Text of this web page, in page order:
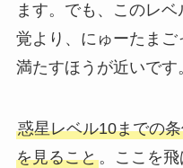
ます。でも、このレ
覚より、にゅーたま
満たすほうが近いです
惑星レベル10までの
を見ること。ここを